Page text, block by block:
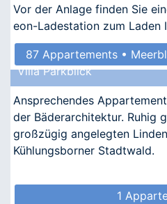
Vor der Anlage finden Sie
eon-Ladestation zum Laden
87 Appartements •
• Kindgerecht •
Villa Parkblick
Ansprechendes
der Bäderarchitektur. Ruhig
großzügig angelegten
Kühlungsborner Stadtwald.
1